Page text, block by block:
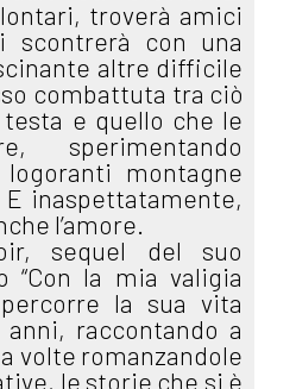
troverà amici
con una
altre difficile
combattuta tra ciò
e quello che le
sperimentando
montagne
inaspettatamente,
l’amore.
sequel del suo
“Con la mia valigia
la sua vita
raccontando a
volte romanzandole
le storie che si è